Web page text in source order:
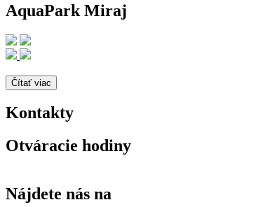
AquaPark Miraj
Čítať viac
Kontakty
Otváracie hodiny
Nájdete nás na